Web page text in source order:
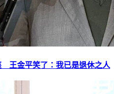
王金平笑了：我已是退休之人